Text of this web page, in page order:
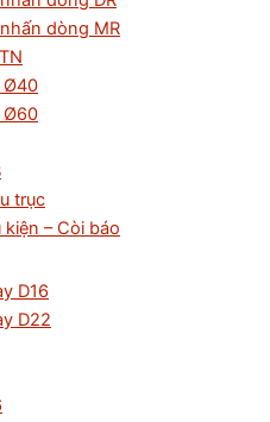
dòng MR
Ø40
Ø60
trục
kiện – Còi báo
D16
D22